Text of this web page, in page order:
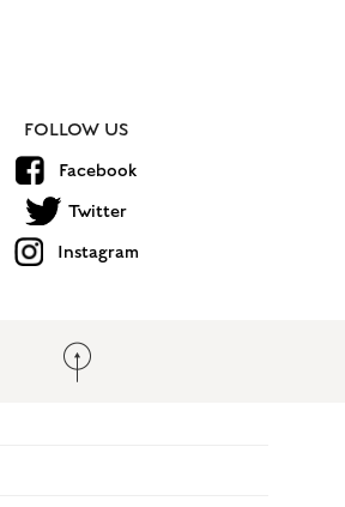
FOLLOW US
Facebook
Twitter
Instagram